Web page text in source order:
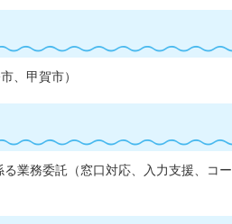
、甲賀市）
業務委託（窓口対応、入力支援、コー